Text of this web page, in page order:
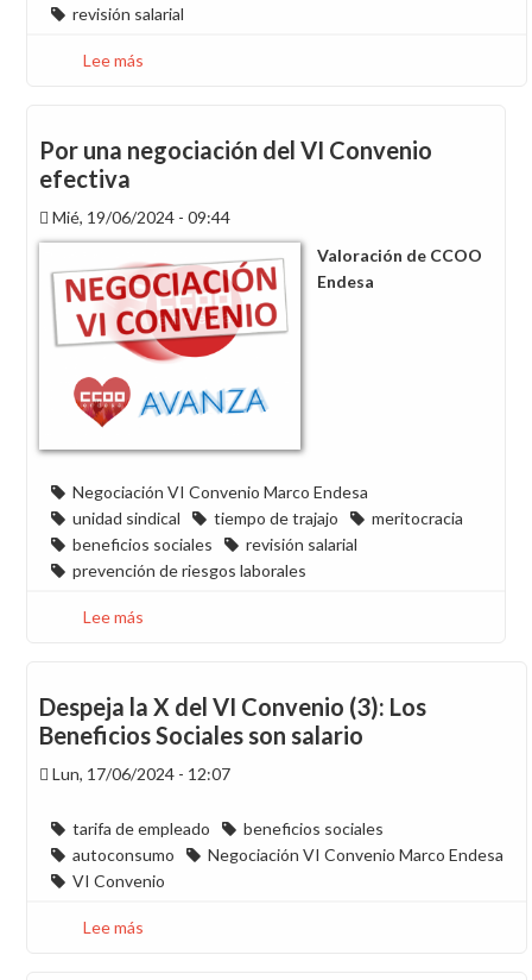
el
revisión salarial
Lee más
del
¿Se
quiere
repartir?
¡Se
puede!
Por una negociación del VI Convenio
efectiva
Mié, 19/06/2024 - 09:44
Valoración de CCOO
Endesa
Negociación VI Convenio Marco Endesa
unidad sindical
tiempo de trajajo
meritocracia
beneficios sociales
revisión salarial
prevención de riesgos laborales
Lee más
negociación
del
VI
Convenio
Despeja la X del VI Convenio (3): Los
Beneficios Sociales son salario
Lun, 17/06/2024 - 12:07
tarifa de empleado
beneficios sociales
autoconsumo
Negociación VI Convenio Marco Endesa
VI Convenio
Lee más